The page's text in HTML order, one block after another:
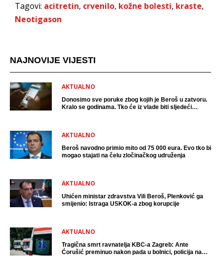
Tagovi: acitretin, crvenilo, kožne bolesti, kraste,
Neotigason
NAJNOVIJE VIJESTI
AKTUALNO
Donosimo sve poruke zbog kojih je Beroš u zatvoru.
Kralo se godinama. Tko će iz vlade biti sljedeći
AKTUALNO
Beroš navodno primio mito od 75 000 eura. Evo tko bi
mogao stajati na čelu zločinačkog udruženja
AKTUALNO
Uhićen ministar zdravstva Vili Beroš, Plenković ga
smijenio: Istraga USKOK-a zbog korupcije
AKTUALNO
Tragična smrt ravnatelja KBC-a Zagreb: Ante
Ćorušić preminuo nakon pada u bolnici, policija na